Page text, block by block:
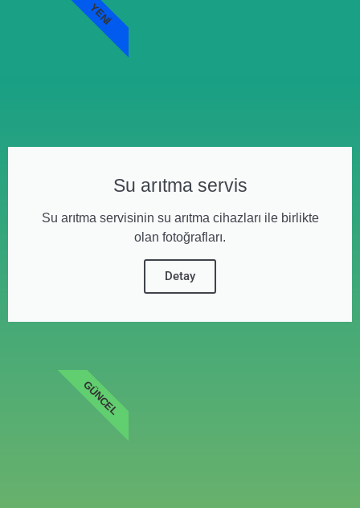
Su arıtma servis
Su arıtma servisinin su arıtma cihazları ile birlikte
olan fotoğrafları.
Detay
YENI
GÜNCEL